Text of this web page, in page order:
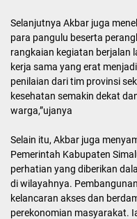
Selanjutnya Akbar juga
para pangulu beserta
rangkaian kegiatan berjalan
kerja sama yang erat
penilaian dari tim provinsi
kesehatan semakin dekat
warga,”ujanya
Selain itu, Akbar juga
Pemerintah Kabupaten
perhatian yang diberikan
di wilayahnya.
kelancaran akses dan
perekonomian masyarakat.